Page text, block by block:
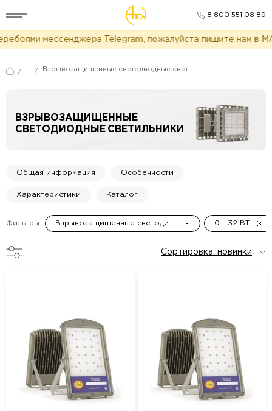
8 800 551 08 89
мессенджера Telegram, пожалуйста пишите нам в MAX
/ ... / Взрывозащищенные светодиодные светильники серии LP-03 1Ex s IIC T6 Gb X
ВЗРЫВОЗАЩИЩЕННЫЕ
СВЕТОДИОДНЫЕ СВЕТИЛЬНИКИ
Общая информация Особенности
Характеристики Каталог
Фильтры: 0 - 32 ВТ
Сортировка: новинки